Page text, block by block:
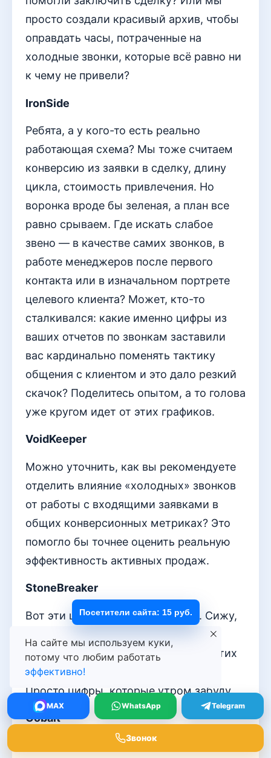
просто создали красивый архив, чтобы
оправдать часы, потраченные на
холодные звонки, которые всё равно ни
к чему не привели?
IronSide
Ребята, а у кого-то есть реально
работающая схема? Мы тоже считаем
конверсию из заявки в сделку, длину
цикла, стоимость привлечения. Но
воронка вроде бы зеленая, а план все
равно срываем. Где искать слабое
звено — в качестве самих звонков, в
работе менеджеров после первого
контакта или в изначальном портрете
целевого клиента? Может, кто-то
сталкивался: какие именно цифры из
ваших отчетов по звонкам заставили
вас кардинально поменять тактику
общения с клиентом и это дало резкий
скачок? Поделитесь опытом, а то голова
уже кругом идет от этих графиков.
VoidKeeper
Можно уточнить, как вы рекомендуете
отделить влияние «холодных» звонков
от работы с входящими заявками в
общих конверсионных метриках? Это
помогло бы точнее оценить реальную
эффективность активных продаж.
StoneBreaker
Вот эти цифры… Звонки, отчеты. Сижу,
разложили. А толку? Как будто от этих
графиков заказов больше станет.
Просто цифры, которые утром забуду.
Cobalt
А можно уточнить — когда вы сводите
На сайте мы используем куки,
потому что любим работать
эффективно!
MAX WhatsApp Telegram
Звонок
Посетители сайта: 15 руб.